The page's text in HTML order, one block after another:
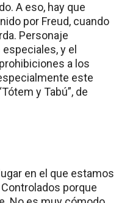
A eso, hay que
por Freud, cuando
Personaje
y el
a los
este
y Tabú”, de
en el que estamos
porque